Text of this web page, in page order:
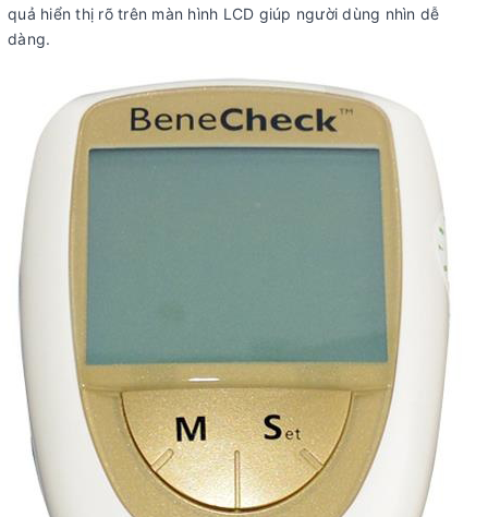
quả hiển thị rõ trên màn hình LCD giúp người dùng nhìn dễ
dàng.